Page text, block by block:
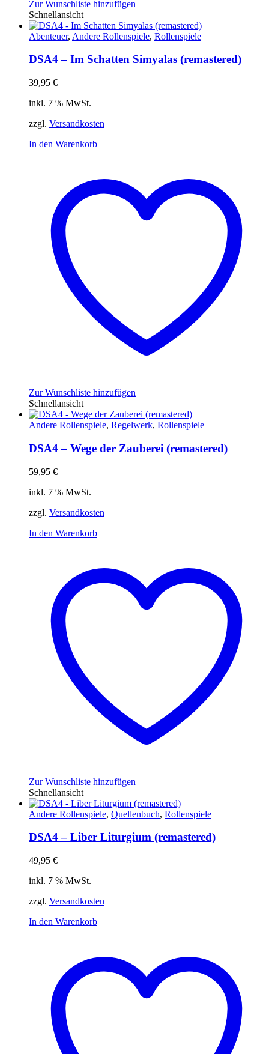
Zur Wunschliste hinzufügen
Schnellansicht
Abenteuer, Andere Rollenspiele, Rollenspiele
DSA4 – Im Schatten Simyalas (remastered)
39,95 €
inkl. 7 % MwSt.
zzgl. Versandkosten
In den Warenkorb
Zur Wunschliste hinzufügen
Schnellansicht
Andere Rollenspiele, Regelwerk, Rollenspiele
DSA4 – Wege der Zauberei (remastered)
59,95 €
inkl. 7 % MwSt.
zzgl. Versandkosten
In den Warenkorb
Zur Wunschliste hinzufügen
Schnellansicht
Andere Rollenspiele, Quellenbuch, Rollenspiele
DSA4 – Liber Liturgium (remastered)
49,95 €
inkl. 7 % MwSt.
zzgl. Versandkosten
In den Warenkorb